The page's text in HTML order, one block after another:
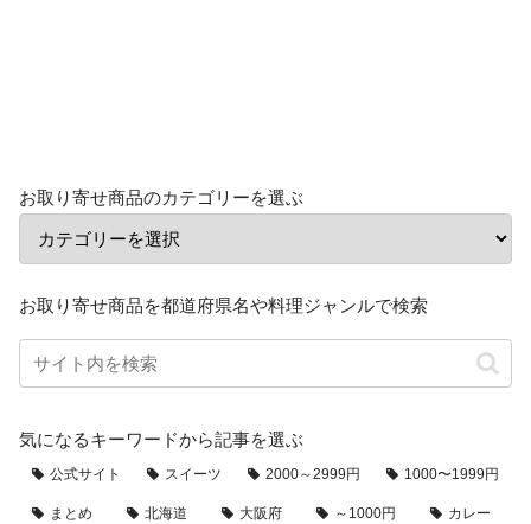
お取り寄せ商品のカテゴリーを選ぶ
お取り寄せ商品を都道府県名や料理ジャンルで検索
気になるキーワードから記事を選ぶ
公式サイト スイーツ 2000～2999円 1000〜1999円
まとめ 北海道 大阪府 ～1000円 カレー